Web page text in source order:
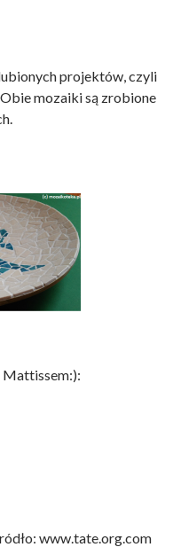
projektów, czyli
mozaiki są zrobione
Mattissem:):
www.tate.org.com